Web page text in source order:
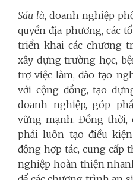
Sáu là, doanh nghiệp
quyền địa phương, các
triển khai các chương
xây dựng trường học,
trợ việc làm, đào tạo
với cộng đồng, tạo
doanh nghiệp, góp
vững mạnh. Đồng thời,
phải luôn tạo điều
động hợp tác, cung cấp
nghiệp hoàn thiện